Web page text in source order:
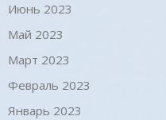
Июнь 2023
Май 2023
Март 2023
Февраль 2023
Январь 2023